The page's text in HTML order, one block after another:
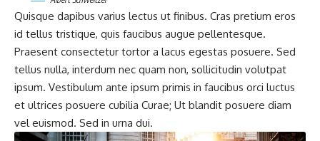
Quisque dapibus varius lectus ut finibus. Cras pretium eros
id tellus tristique, quis faucibus augue pellentesque.
Praesent consectetur tortor a lacus egestas posuere. Sed
tellus nulla, interdum nec quam non, sollicitudin volutpat
ipsum. Vestibulum ante ipsum primis in faucibus orci luctus
et ultrices posuere cubilia Curae; Ut blandit posuere diam
vel euismod. Sed in urna dui.